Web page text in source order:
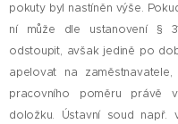
pokuty byl nastíněn výše.
ní může dle ustanovení §
odstoupit, avšak jedině po
apelovat na
pracovního poměru právě
doložku. Ústavní soud